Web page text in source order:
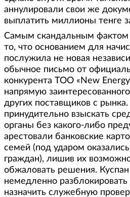
аннулировали свои же
выплатить миллионы тенге
Самым скандальным фактом
то, что основанием для
послужила не новая
обычное письмо от
конкурента ТОО «New
напрямую
других поставщиков с
принудительно взыскать
органы без какого-либо
арестовали банковские
семей (под ударом
граждан), лишив их
обжаловать решения.
немедленно разблокировать
назначить служебную